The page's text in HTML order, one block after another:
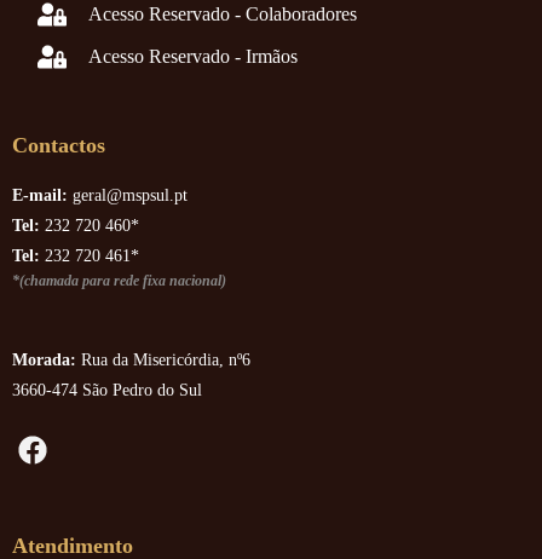
Acesso Reservado - Colaboradores
Acesso Reservado - Irmãos
Contactos
E-mail: geral@mspsul.pt
Tel: 232 720 460*
Tel: 232 720 461*
*(chamada para rede fixa nacional)
Morada: Rua da Misericórdia, nº6
3660-474 São Pedro do Sul
Atendimento